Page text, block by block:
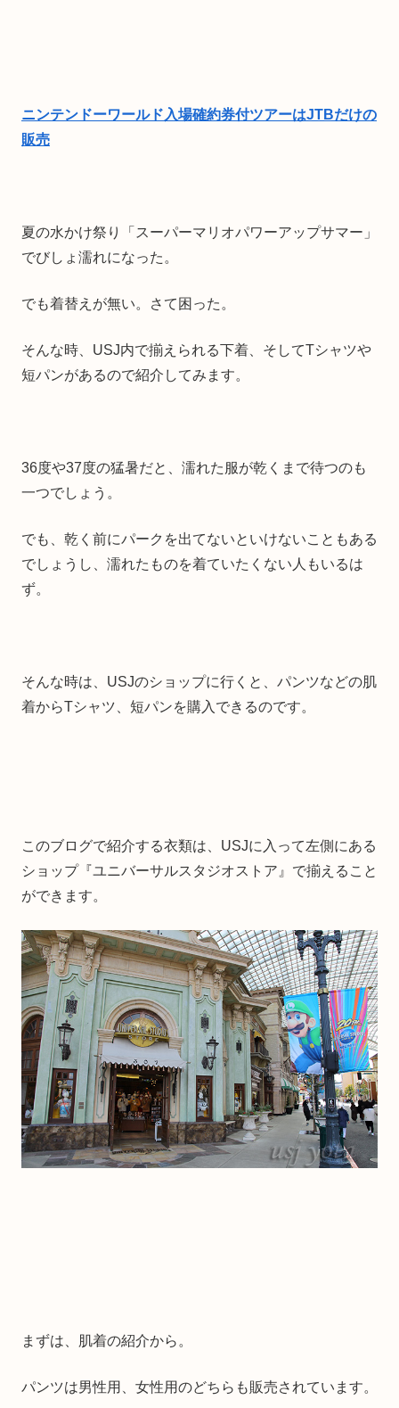
ニンテンドーワールド入場確約券付ツアーはJTBだけの
販売
夏の水かけ祭り「スーパーマリオパワーアップサマー」
でびしょ濡れになった。
でも着替えが無い。さて困った。
そんな時、USJ内で揃えられる下着、そしてTシャツや
短パンがあるので紹介してみます。
36度や37度の猛暑だと、濡れた服が乾くまで待つのも
一つでしょう。
でも、乾く前にパークを出てないといけないこともある
でしょうし、濡れたものを着ていたくない人もいるは
ず。
そんな時は、USJのショップに行くと、パンツなどの肌
着からTシャツ、短パンを購入できるのです。
このブログで紹介する衣類は、USJに入って左側にある
ショップ『ユニバーサルスタジオストア』で揃えること
ができます。
まずは、肌着の紹介から。
パンツは男性用、女性用のどちらも販売されています。